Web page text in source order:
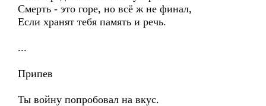
Смерть - это горе, но всё ж не финал,
Если хранят тебя память и речь.
...
Припев
Ты войну попробовал на вкус.